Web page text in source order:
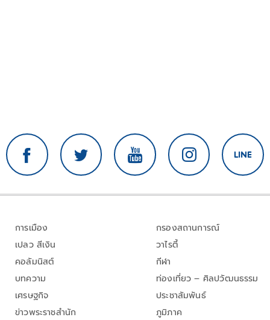
การเมือง
เปลว สีเงิน
คอลัมนิสต์
บทความ
เศรษฐกิจ
ข่าวพระราชสำนัก
กรองสถานการณ์
วาไรตี้
กีฬา
ท่องเที่ยว – ศิลปวัฒนธรรม
ประชาสัมพันธ์
ภูมิภาค